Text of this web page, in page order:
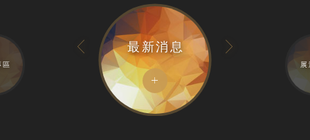
區
最新消息